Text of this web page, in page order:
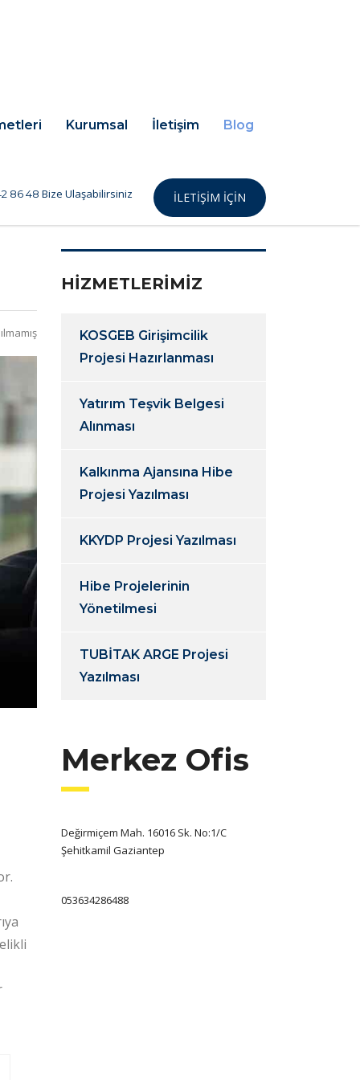
Kurumsal İletişim Blog
86 48 Bize Ulaşabilirsiniz İLETIŞIM IÇIN
HİZMETLERİMİZ
KOSGEB Girişimcilik
Projesi Hazırlanması
Yatırım Teşvik Belgesi
Alınması
Kalkınma Ajansına Hibe
Projesi Yazılması
KKYDP Projesi Yazılması
Hibe Projelerinin
Yönetilmesi
TUBİTAK ARGE Projesi
Yazılması
Merkez Ofis
Değirmiçem Mah. 16016 Sk. No:1/C
Şehitkamil Gaziantep
053634286488